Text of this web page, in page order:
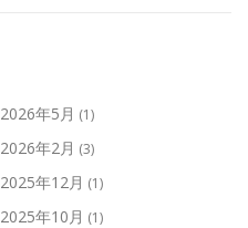
2026年5月 (1)
2026年2月 (3)
2025年12月 (1)
2025年10月 (1)